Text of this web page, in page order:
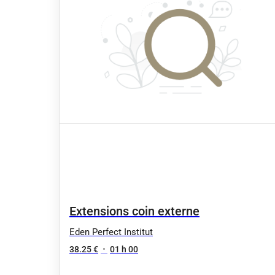
Extensions coin externe
Eden Perfect Institut
38.25 € • 01 h 00